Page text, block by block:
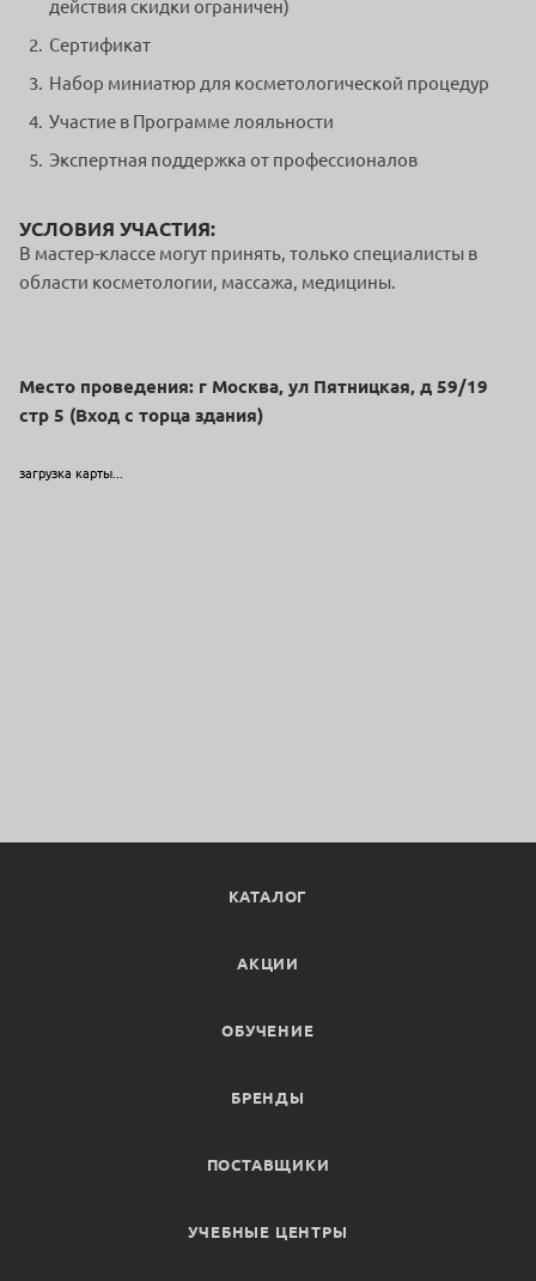
действия скидки ограничен)
Сертификат
Набор миниатюр для косметологической процедур
Участие в Программе лояльности
Экспертная поддержка от профессионалов
УСЛОВИЯ УЧАСТИЯ:
В мастер-классе могут принять, только специалисты в
области косметологии, массажа, медицины.
Место проведения: г Москва, ул Пятницкая, д 59/19
стр 5 (Вход с торца здания)
загрузка карты...
КАТАЛОГ
АКЦИИ
ОБУЧЕНИЕ
БРЕНДЫ
ПОСТАВЩИКИ
УЧЕБНЫЕ ЦЕНТРЫ